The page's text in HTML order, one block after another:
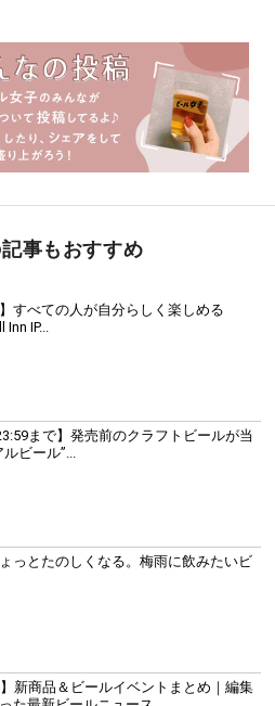
事もおすすめ
】すべての人が自分らしく楽しめる
Inn IP...
まで】発売前のクラフトビールが当
ビール”...
っとたのしくなる。梅雨に飲みたいビ
】新商品＆ビールイベントまとめ｜編集